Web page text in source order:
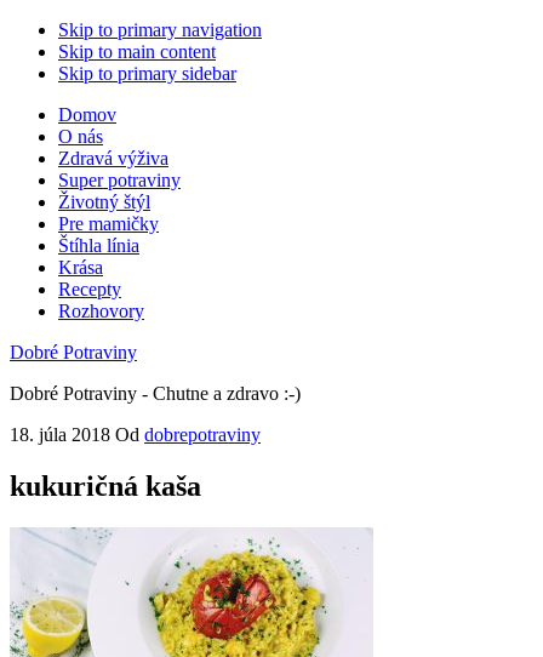
Skip to primary navigation
Skip to main content
Skip to primary sidebar
Domov
O nás
Zdravá výživa
Super potraviny
Životný štýl
Pre mamičky
Štíhla línia
Krása
Recepty
Rozhovory
Dobré Potraviny
Dobré Potraviny - Chutne a zdravo :-)
18. júla 2018 Od dobrepotraviny
kukuričná kaša